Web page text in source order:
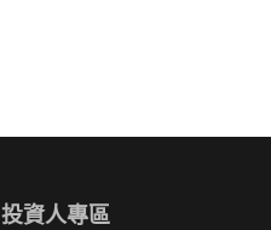
投資人專區